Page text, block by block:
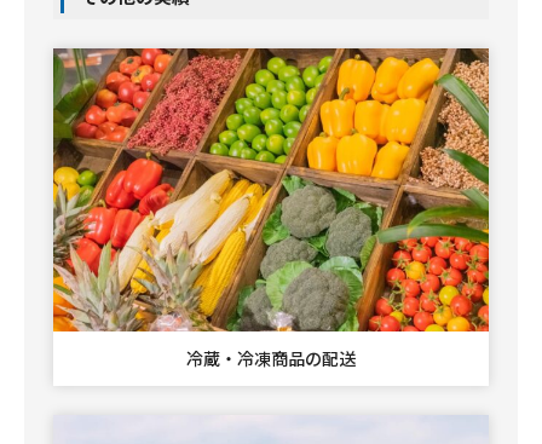
冷蔵・冷凍商品の配送